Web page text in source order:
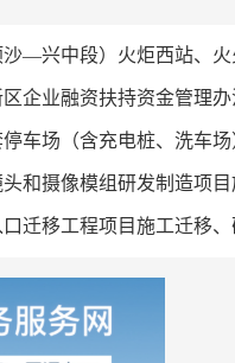
企业融资扶持资金管理
车场（含充电桩、洗车
和摄像模组研发制造项
迁移工程项目施工迁移